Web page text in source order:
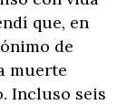
que, en
de
muerte
Incluso seis